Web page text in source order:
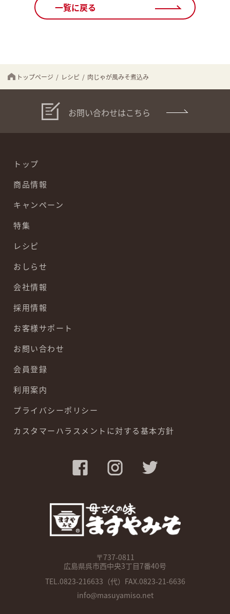
一覧に戻る
トップページ / レシピ / 肉じゃが風みそ煮込み
お問い合わせはこちら
トップ
商品情報
キャンペーン
特集
レシピ
おしらせ
会社情報
採用情報
お客様サポート
お問い合わせ
会員登録
利用案内
プライバシーポリシー
カスタマーハラスメントに対する基本方針
〒737-0811
広島県呉市西中央3丁目7番40号
TEL.0823-216633 （代）FAX.0823-21-6636
info@masuyamiso.net